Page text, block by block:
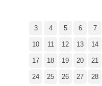
3 4 5 6 7
10 11 12 13 14
17 18 19 20 21
24 25 26 27 28